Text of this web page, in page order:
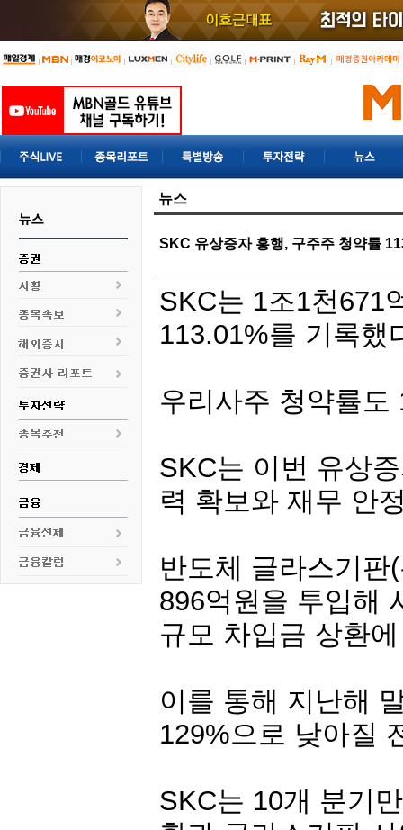
뉴스
SKC 유상증자 흥행, 구주주 청약률
SKC는 1조1천671
113.01%를 기록했
우리사주 청약률도
SKC는 이번 유상
력 확보와 재무 안
반도체 글라스기
896억원을 투입해
규모 차입금 상환
이를 통해 지난해
129%으로 낮아질
SKC는 10개 분기